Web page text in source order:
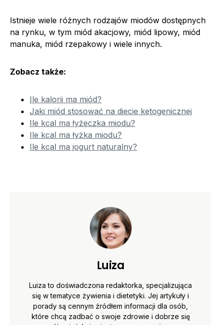
Istnieje wiele różnych rodzajów miodów dostępnych
na rynku, w tym miód akacjowy, miód lipowy, miód
manuka, miód rzepakowy i wiele innych.
Zobacz także:
Ile kalorii ma miód?
Jaki miód stosować na diecie ketogenicznej
Ile kcal ma łyżeczka miodu?
Ile kcal ma łyżka miodu?
Ile kcal ma jogurt naturalny?
Luiza
Luiza to doświadczona redaktorka, specjalizująca
się w tematyce żywienia i dietetyki. Jej artykuły i
porady są cennym źródłem informacji dla osób,
które chcą zadbać o swoje zdrowie i dobrze się